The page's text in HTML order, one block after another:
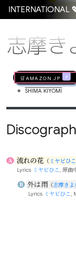
INTERNATIONAL
志摩き
🛒AMAZON.jp
• SHIMA KIYOMI
A 流れの花 （ ミヤビひこ
Lyrics ミヤビひこ , 原
B 外は雨（志摩きよ
Lyrics ミヤビひこ,